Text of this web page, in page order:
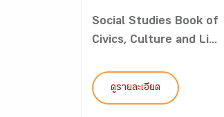
Social Studies Book of
Civics, Culture and Li...
ดูรายละเอียด